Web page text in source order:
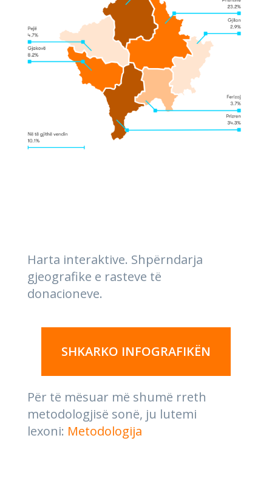
Harta interaktive. Shpërndarja
gjeografike e rasteve të
donacioneve.
SHKARKO INFOGRAFIKËN
Për të mësuar më shumë rreth
metodologjisë sonë, ju lutemi
lexoni: Metodologija